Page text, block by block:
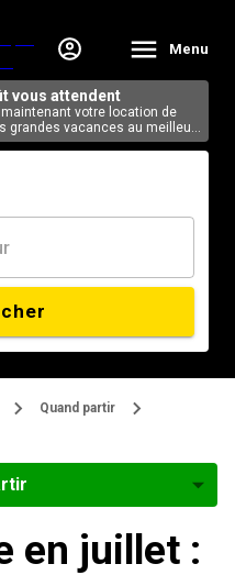
Menu
vous attendent
votre location de
grandes vacances au meilleur
Quand partir
en juillet :